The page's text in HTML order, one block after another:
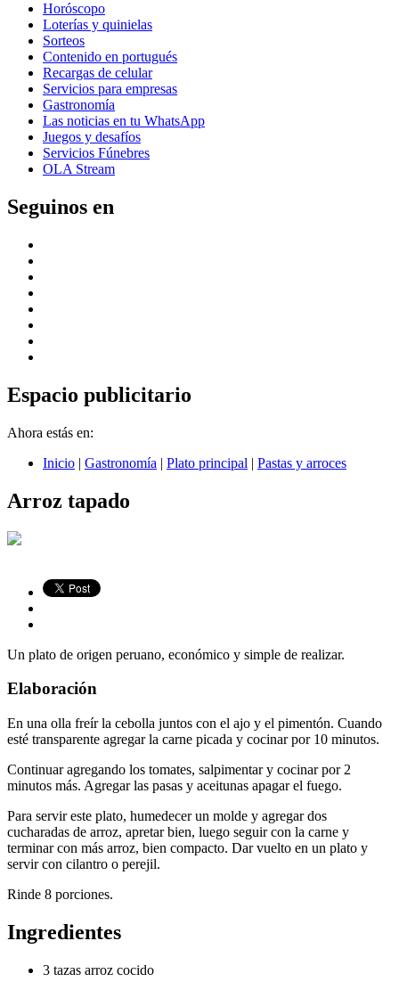
Horóscopo
Loterías y quinielas
Sorteos
Contenido en portugués
Recargas de celular
Servicios para empresas
Gastronomía
Las noticias en tu WhatsApp
Juegos y desafíos
Servicios Fúnebres
OLA Stream
Seguinos en
Espacio publicitario
Ahora estás en:
Inicio | Gastronomía | Plato principal | Pastas y arroces
Arroz tapado
Un plato de origen peruano, económico y simple de realizar.
Elaboración
En una olla freír la cebolla juntos con el ajo y el pimentón. Cuando
esté transparente agregar la carne picada y cocinar por 10 minutos.
Continuar agregando los tomates, salpimentar y cocinar por 2
minutos más. Agregar las pasas y aceitunas apagar el fuego.
Para servir este plato, humedecer un molde y agregar dos
cucharadas de arroz, apretar bien, luego seguir con la carne y
terminar con más arroz, bien compacto. Dar vuelto en un plato y
servir con cilantro o perejil.
Rinde 8 porciones.
Ingredientes
3 tazas arroz cocido